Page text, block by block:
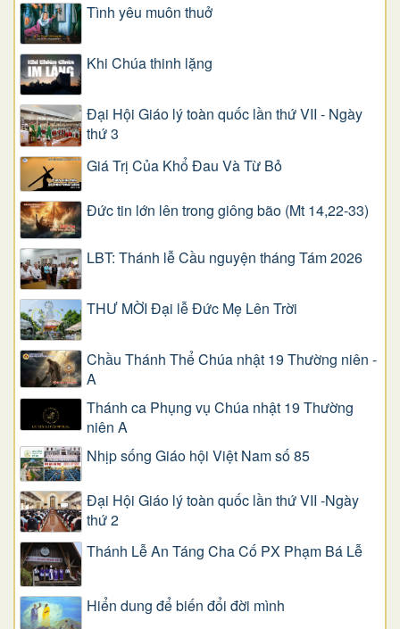
Tình yêu muôn thuở
Khi Chúa thinh lặng
Đại Hội Giáo lý toàn quốc lần thứ VII - Ngày
thứ 3
Giá Trị Của Khổ Ðau Và Từ Bỏ
Đức tin lớn lên trong giông bão (Mt 14,22-33)
LBT: Thánh lễ Cầu nguyện tháng Tám 2026
THƯ MỜI Đại lễ Đức Mẹ Lên Trời
Chầu Thánh Thể Chúa nhật 19 Thường niên -
A
Thánh ca Phụng vụ Chúa nhật 19 Thường
niên A
Nhịp sống Giáo hội Việt Nam số 85
Đại Hội Giáo lý toàn quốc lần thứ VII -Ngày
thứ 2
Thánh Lễ An Táng Cha Cố PX Phạm Bá Lễ
Hiển dung để biến đổi đời mình